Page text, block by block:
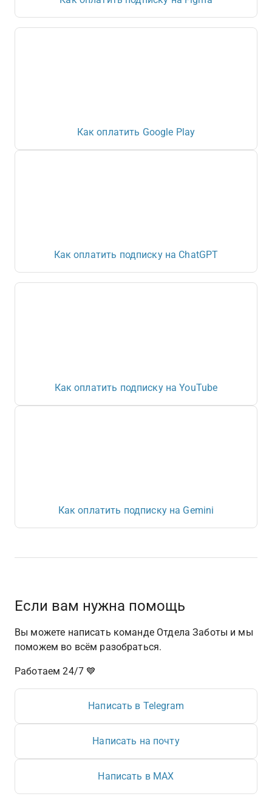
Как оплатить Google Play
Как оплатить подписку на ChatGPT
Как оплатить подписку на YouTube
Как оплатить подписку на Gemini
Если вам нужна помощь
Вы можете написать команде Отдела Заботы и мы
поможем во всём разобраться.
Работаем 24/7 💙
Написать в Telegram
Написать на почту
Написать в MAX